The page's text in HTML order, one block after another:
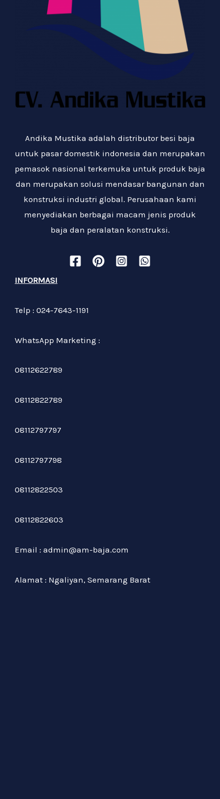
Andika Mustika adalah distributor besi baja
untuk pasar domestik indonesia dan merupakan
pemasok nasional terkemuka untuk produk baja
dan merupakan solusi mendasar bangunan dan
konstruksi industri global. Perusahaan kami
menyediakan berbagai macam jenis produk
baja dan peralatan konstruksi.
INFORMASI
Telp : 024-7643-1191
WhatsApp Marketing :
08112622789
08112822789
08112797797
08112797798
08112822503
08112822603
Email : admin@am-baja.com
Alamat : Ngaliyan, Semarang Barat